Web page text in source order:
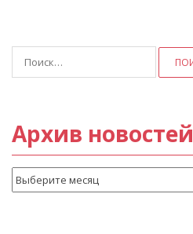
Архив новостей
Архив
новостей